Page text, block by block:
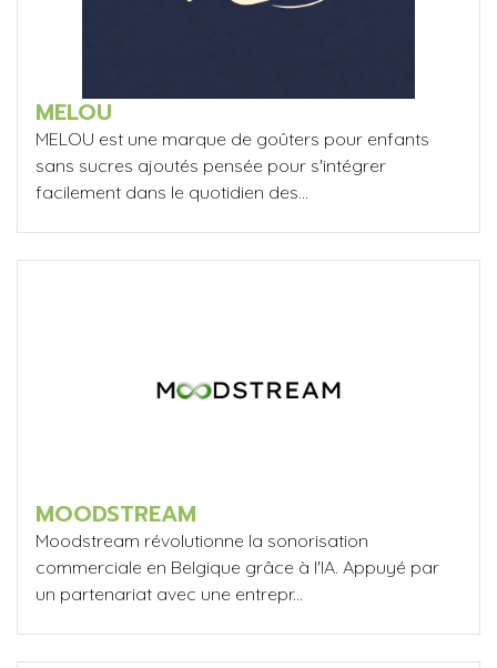
MELOU
MELOU est une marque de goûters pour enfants
sans sucres ajoutés pensée pour s'intégrer
facilement dans le quotidien des...
MOODSTREAM
Moodstream révolutionne la sonorisation
commerciale en Belgique grâce à l'IA. Appuyé par
un partenariat avec une entrepr...